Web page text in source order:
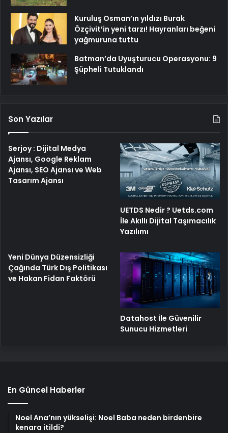
Kuruluş Osman’ın yıldızı Burak
Özçivit’in yeni tarzı! Hayranları beğeni
yağmuruna tuttu
Batman’da Uyuşturucu Operasyonu: 9
Şüpheli Tutuklandı
Son Yazılar
Serjoy : Dijital Medya
Ajansı, Google Reklam
Ajansı, SEO Ajansı ve Web
Tasarım Ajansı
UETDS Nedir ? Uetds.com
İle Akıllı Dijital Taşımacılık
Yazılımı
Yeni Dünya Düzensizliği
Çağında Türk Dış Politikası
ve Hakan Fidan Faktörü
Datahost İle Güvenilir
Sunucu Hizmetleri
En Güncel Haberler
Noel Ana’nın yükselişi: Noel Baba neden birdenbire
kenara itildi?